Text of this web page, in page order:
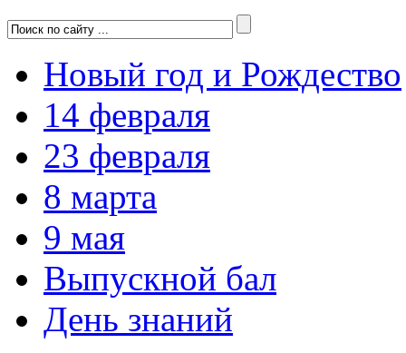
Новый год и Рождество
14 февраля
23 февраля
8 марта
9 мая
Выпускной бал
День знаний